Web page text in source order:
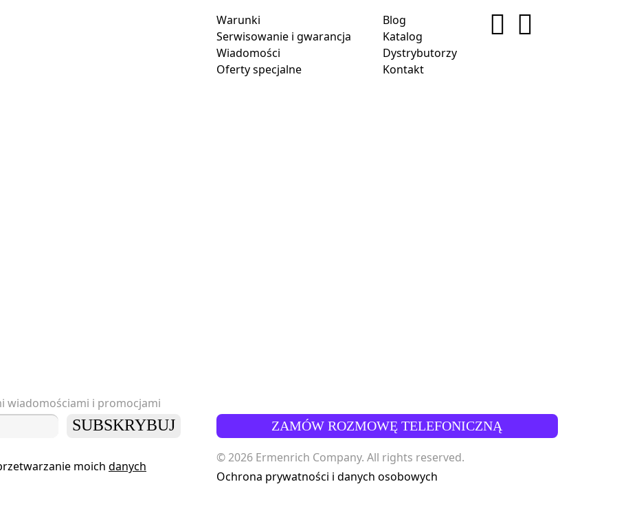
Warunki
Serwisowanie i gwarancja
Wiadomości
Oferty specjalne
Blog
Katalog
Dystrybutorzy
Kontakt
wiadomościami i promocjami
moich danych
SUBSKRYBUJ ZAMÓW ROZMOWĘ TELEFONICZNĄ
© 2026 Ermenrich Company. All rights reserved.
Ochrona prywatności i danych osobowych